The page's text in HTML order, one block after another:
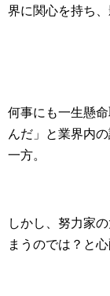
界に関心を持ち
何事にも一生懸
んだ」と業界内
一方。
しかし、努力家
まうのでは？と